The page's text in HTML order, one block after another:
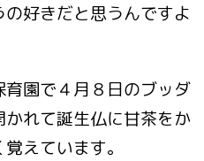
好きだと思うんですよ
園で４月８日のブッダ
れて誕生仏に甘茶をか
えています。